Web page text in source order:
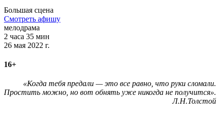
Большая сцена
Смотреть афишу
мелодрама
2 часа 35 мин
26 мая 2022 г.
16+
«Когда тебя предали — это все равно, что руки сломали.
Простить можно, но вот обнять уже никогда не получится».
Л.Н.Толстой